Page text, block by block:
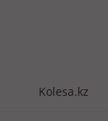
Kolesa.kz